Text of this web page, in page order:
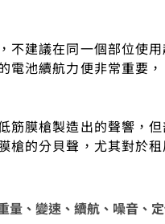
不建議在同一個部位使
電池續航力便非常重要，
筋膜槍製造出的聲響，
槍的分貝聲，尤其對於
量、變速、續航、噪音、